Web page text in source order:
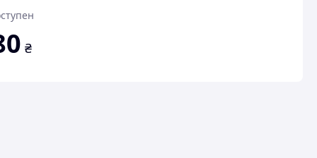
₴